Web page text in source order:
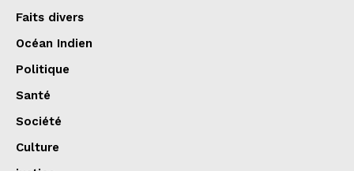
Faits divers
Océan Indien
Politique
Santé
Société
Culture